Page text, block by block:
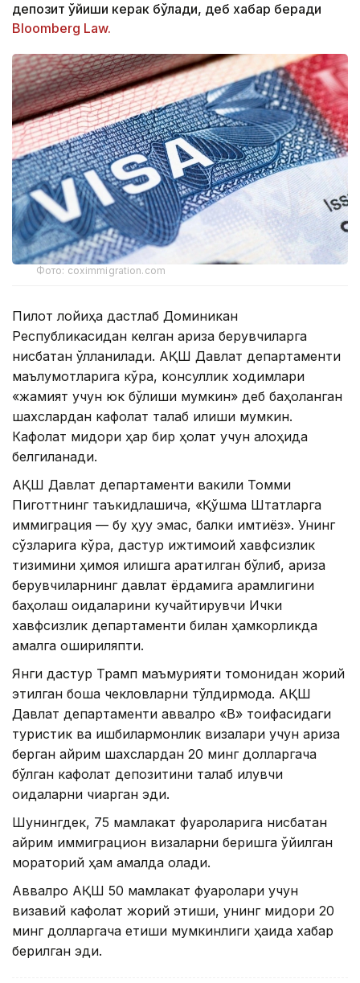
депозит қўйиши керак бўлади, деб хабар беради
Bloomberg Law.
Фото: coximmigration.com
Пилот лойиҳа дастлаб Доминикан
Республикасидан келган ариза берувчиларга
нисбатан қўлланилади. АҚШ Давлат департаменти
маълумотларига кўра, консуллик ходимлари
«жамият учун юк бўлиши мумкин» деб баҳоланган
шахслардан кафолат талаб қилиши мумкин.
Кафолат миқдори ҳар бир ҳолат учун алоҳида
белгиланади.
АҚШ Давлат департаменти вакили Томми
Пиготтнинг таъкидлашича, «Қўшма Штатларга
иммиграция — бу ҳуқуқ эмас, балки имтиёз». Унинг
сўзларига кўра, дастур ижтимоий хавфсизлик
тизимини ҳимоя қилишга қаратилган бўлиб, ариза
берувчиларнинг давлат ёрдамига қарамлигини
баҳолаш қоидаларини кучайтирувчи Ички
хавфсизлик департаменти билан ҳамкорликда
амалга ошириляпти.
Янги дастур Трамп маъмурияти томонидан жорий
этилган бошқа чекловларни тўлдирмоқда. АҚШ
Давлат департаменти аввалроқ «B» тоифасидаги
туристик ва ишбилармонлик визалари учун ариза
берган айрим шахслардан 20 минг долларгача
бўлган кафолат депозитини талаб қилувчи
қоидаларни чиқарган эди.
Шунингдек, 75 мамлакат фуқароларига нисбатан
айрим иммиграцион визаларни беришга қўйилган
мораторий ҳам амалда қолади.
Аввалроқ АҚШ 50 мамлакат фуқаролари учун
визавий кафолат жорий этиши, унинг миқдори 20
минг долларгача етиши мумкинлиги ҳақида хабар
берилган эди.